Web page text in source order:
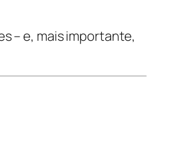
– e, mais importante,